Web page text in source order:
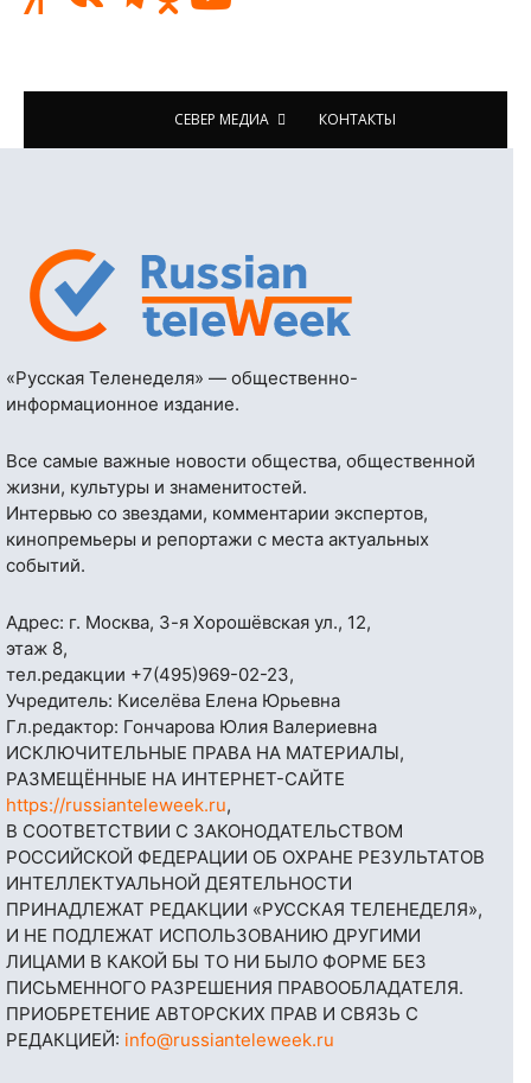
СЕВЕР МЕДИА КОНТАКТЫ
«Русская Теленеделя» — общественно-
информационное издание.
Все самые важные новости общества, общественной
жизни, культуры и знаменитостей.
Интервью со звездами, комментарии экспертов,
кинопремьеры и репортажи с места актуальных
событий.
Адрес: г. Москва, 3-я Хорошёвская ул., 12,
этаж 8,
тел.редакции +7(495)969-02-23,
Учредитель: Киселёва Елена Юрьевна
Гл.редактор: Гончарова Юлия Валериевна
ИСКЛЮЧИТЕЛЬНЫЕ ПРАВА НА МАТЕРИАЛЫ,
РАЗМЕЩЁННЫЕ НА ИНТЕРНЕТ-САЙТЕ
https://russianteleweek.ru,
В СООТВЕТСТВИИ С ЗАКОНОДАТЕЛЬСТВОМ
РОССИЙСКОЙ ФЕДЕРАЦИИ ОБ ОХРАНЕ РЕЗУЛЬТАТОВ
ИНТЕЛЛЕКТУАЛЬНОЙ ДЕЯТЕЛЬНОСТИ
ПРИНАДЛЕЖАТ РЕДАКЦИИ «РУССКАЯ ТЕЛЕНЕДЕЛЯ»,
И НЕ ПОДЛЕЖАТ ИСПОЛЬЗОВАНИЮ ДРУГИМИ
ЛИЦАМИ В КАКОЙ БЫ ТО НИ БЫЛО ФОРМЕ БЕЗ
ПИСЬМЕННОГО РАЗРЕШЕНИЯ ПРАВООБЛАДАТЕЛЯ.
ПРИОБРЕТЕНИЕ АВТОРСКИХ ПРАВ И СВЯЗЬ С
РЕДАКЦИЕЙ: info@russianteleweek.ru